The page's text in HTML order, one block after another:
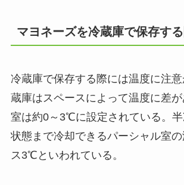
マヨネーズを冷蔵庫で保存す
冷蔵庫で保存する際には温度に注
蔵庫はスペースによって温度に差
室は約0～3℃に設定されている。
状態まで冷却できるパーシャル室
ス3℃といわれている。